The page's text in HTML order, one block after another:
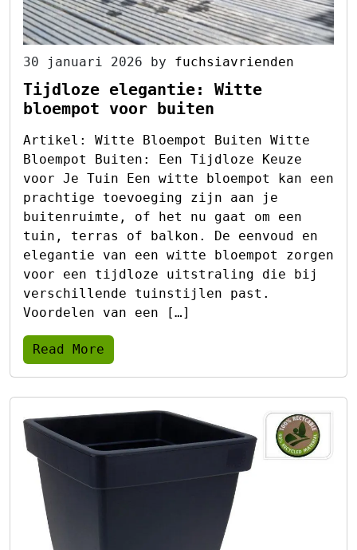
30 januari 2026 by fuchsiavrienden
Tijdloze elegantie: Witte
bloempot voor buiten
Artikel: Witte Bloempot Buiten Witte
Bloempot Buiten: Een Tijdloze Keuze
voor Je Tuin Een witte bloempot kan een
prachtige toevoeging zijn aan je
buitenruimte, of het nu gaat om een
tuin, terras of balkon. De eenvoud en
elegantie van een witte bloempot zorgen
voor een tijdloze uitstraling die bij
verschillende tuinstijlen past.
Voordelen van een […]
Read More